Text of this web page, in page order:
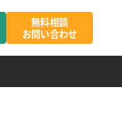
無料相談
お問い合わせ